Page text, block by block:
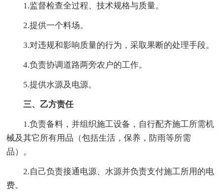
1.监督检查全过程、技术规格与质量。
2.提供一个料场。
3.对违规和影响质量的行为，采取果断的处理手段。
4.负责协调道路两旁农户的工作。
5.提供水源及电源。
三、乙方责任
1.负责备料，并组织施工设备，自行配齐施工所需机
械及其它所有用品（包括生活，保养，防雨等所需
品）。
2.自己负责接通电源、水源并负责支付施工所用的电
费。